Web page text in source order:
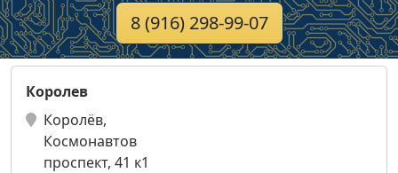
8 (916) 298-99-07
Королев
Королёв,
Космонавтов
проспект, 41 к1